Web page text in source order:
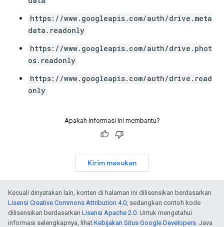
https://www.googleapis.com/auth/drive.meta
data.readonly
https://www.googleapis.com/auth/drive.phot
os.readonly
https://www.googleapis.com/auth/drive.read
only
Apakah informasi ini membantu?
Kirim masukan
Kecuali dinyatakan lain, konten di halaman ini dilisensikan berdasarkan
Lisensi Creative Commons Attribution 4.0, sedangkan contoh kode
dilisensikan berdasarkan Lisensi Apache 2.0. Untuk mengetahui
informasi selengkapnya, lihat Kebijakan Situs Google Developers. Java